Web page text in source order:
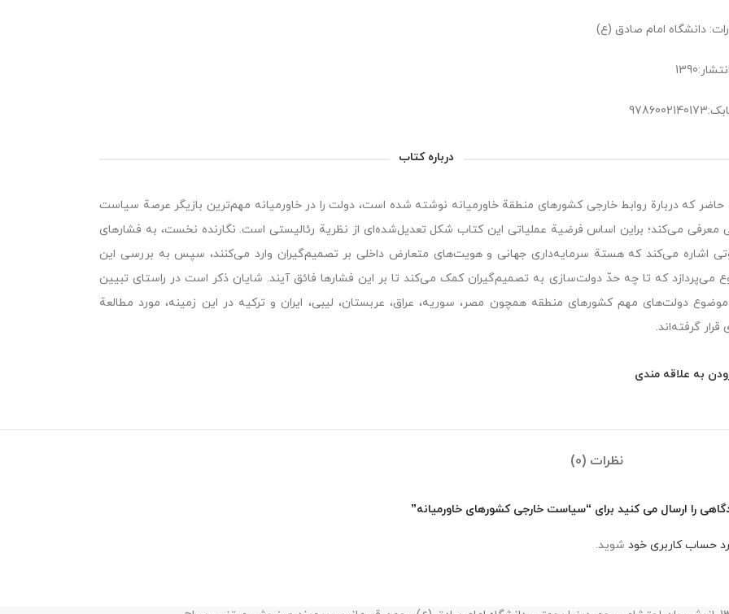
دانشگاه امام صادق (ع)
درباره کتاب
که دربارة روابط خارجی کشورهای منطقة خاورمیانه نوشته شده است، دولت را در خاورمیانه مهم‌ترین بازیگر عرصة سیاست
معرفی می‌کند؛ براین اساس فرضیة عملیاتی این کتاب شکل تعدیل‌شده‌ای از نظریة رئالیستی است. نگارنده نخست، به فشارهای
اشاره می‌کند که هستة سرمایه‌داری جهانی و هویت‌های متعارض داخلی بر تصمیم‌گیران وارد می‌کنند، سپس به بررسی این
می‌پردازد که تا چه حدّ دولت‌سازی به تصمیم‌گیران کمک می‌کند تا بر این فشارها فائق آیند. شایان ذکر است در راستای تبیین
موضوع دولت‌های مهم کشورهای منطقه همچون مصر، سوریه، عراق، عربستان، لیبی، ایران و ترکیه در این زمینه، مورد مطالعة
قرار گرفته‌اند.
به علاقه مندی
نظرات (0)
را ارسال می کنید برای “سیاست خارجی کشورهای خاورمیانه”
حساب کاربری خود شوید.